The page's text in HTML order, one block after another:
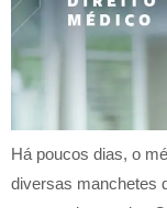
Há poucos dias, o
diversas manchetes